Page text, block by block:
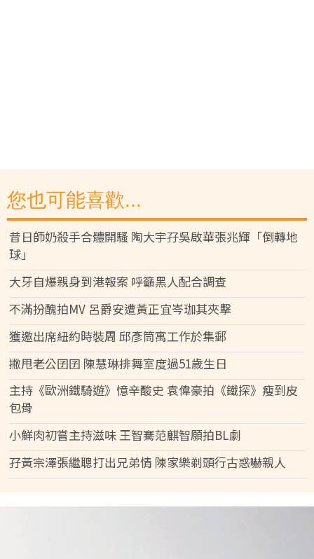
您也可能喜歡...
昔日師奶殺手合體開騷 陶大宇孖吳啟華張兆輝「倒轉地
球」
大牙自爆親身到港報案 呼籲黑人配合調查
不滿扮醜拍MV 呂爵安遭黃正宜岑珈其夾擊
獲邀出席紐約時裝周 邱彥筒寓工作於集郵
撇甩老公囝囝 陳慧琳排舞室度過51歲生日
主持《歐洲鐵騎遊》憶辛酸史 袁偉豪拍《鐵探》瘦到皮
包骨
小鮮肉初嘗主持滋味 王智騫范麒智願拍BL劇
孖黃宗澤張繼聰打出兄弟情 陳家樂剃頭行古惑嚇親人